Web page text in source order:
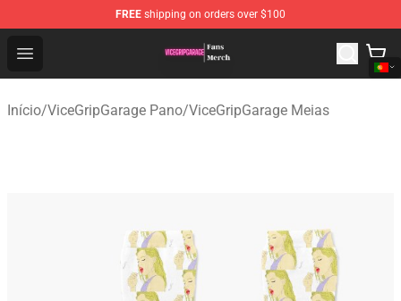
FREE shipping on orders over $100
Open menu
ViceGripGarage Store - Official ViceGripGarage
Início/ViceGripGarage Pano/ViceGripGarage Meias